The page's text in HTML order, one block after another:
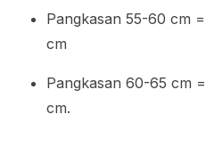
Pangkasan 55-60 cm
cm
Pangkasan 60-65 cm
cm.